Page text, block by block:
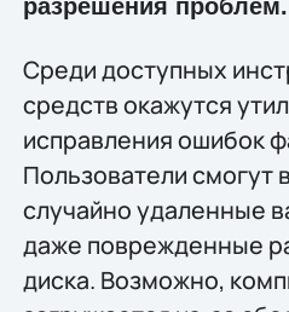
разрешения проблем.
Среди доступных
средств окажутся
исправления ошибок
Пользователи смогут
случайно удаленные
даже поврежденные
диска. Возможно,